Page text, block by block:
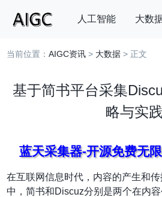
人工智能 大数
搜索
当前位置：AIGC资讯 > 大数据 > 正文
基于简书平台采集
略与实践
蓝天采集器-开源免费无
在互联网信息时代，内容的产生和
中，简书和Discuz分别是两个在内